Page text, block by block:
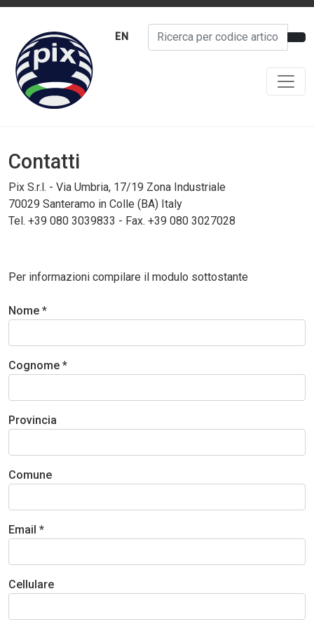
EN
Contatti
Pix S.r.l. - Via Umbria, 17/19 Zona Industriale
70029 Santeramo in Colle (BA) Italy
Tel. +39 080 3039833 - Fax. +39 080 3027028
Per informazioni compilare il modulo sottostante
Nome *
Cognome *
Provincia
Comune
Email *
Cellulare